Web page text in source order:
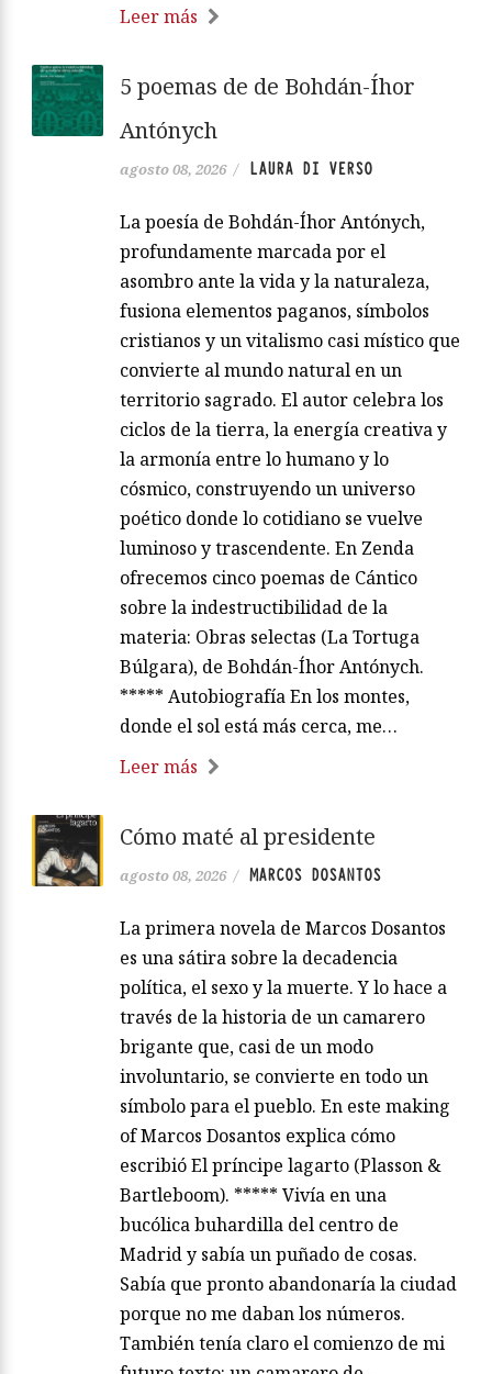
Leer más
5 poemas de de Bohdán-Íhor
Antónych
agosto 08, 2026 / LAURA DI VERSO
La poesía de Bohdán-Íhor Antónych,
profundamente marcada por el
asombro ante la vida y la naturaleza,
fusiona elementos paganos, símbolos
cristianos y un vitalismo casi místico que
convierte al mundo natural en un
territorio sagrado. El autor celebra los
ciclos de la tierra, la energía creativa y
la armonía entre lo humano y lo
cósmico, construyendo un universo
poético donde lo cotidiano se vuelve
luminoso y trascendente. En Zenda
ofrecemos cinco poemas de Cántico
sobre la indestructibilidad de la
materia: Obras selectas (La Tortuga
Búlgara), de Bohdán-Íhor Antónych.
***** Autobiografía En los montes,
donde el sol está más cerca, me…
Leer más
Cómo maté al presidente
agosto 08, 2026 / MARCOS DOSANTOS
La primera novela de Marcos Dosantos
es una sátira sobre la decadencia
política, el sexo y la muerte. Y lo hace a
través de la historia de un camarero
brigante que, casi de un modo
involuntario, se convierte en todo un
símbolo para el pueblo. En este making
of Marcos Dosantos explica cómo
escribió El príncipe lagarto (Plasson &
Bartleboom). ***** Vivía en una
bucólica buhardilla del centro de
Madrid y sabía un puñado de cosas.
Sabía que pronto abandonaría la ciudad
porque no me daban los números.
También tenía claro el comienzo de mi